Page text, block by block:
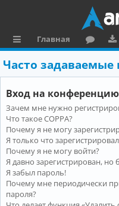
ы
л
к
и
Главная
ру
м
ру
зк
и
Часто задаваемые
Вход на
Зачем мне нужно
Что такое COPPA?
Почему я не могу
Я только что
Почему я не могу войти?
Я давно зарегистрирован,
Я забыл пароль!
Почему мне периодически
пароля?